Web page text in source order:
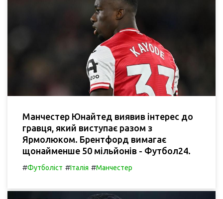
Манчестер Юнайтед виявив інтерес до
гравця, який виступає разом з
Ярмолюком. Брентфорд вимагає
щонайменше 50 мільйонів - Футбол24.
#Футболіст #Італія #Манчестер